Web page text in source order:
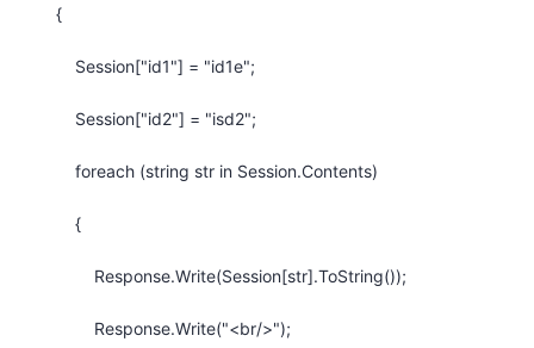
{
Session["id1"] = "id1e";
Session["id2"] = "isd2";
foreach (string str in Session.Contents)
{
Response.Write(Session[str].ToString());
Response.Write("<br/>");